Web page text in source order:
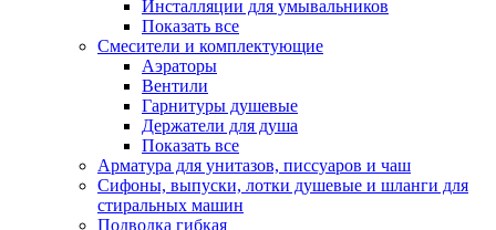
Инсталляции для умывальников
Показать все
Смесители и комплектующие
Аэраторы
Вентили
Гарнитуры душевые
Держатели для душа
Показать все
Арматура для унитазов, писсуаров и чаш
Сифоны, выпуски, лотки душевые и шланги для
стиральных машин
Подводка гибкая